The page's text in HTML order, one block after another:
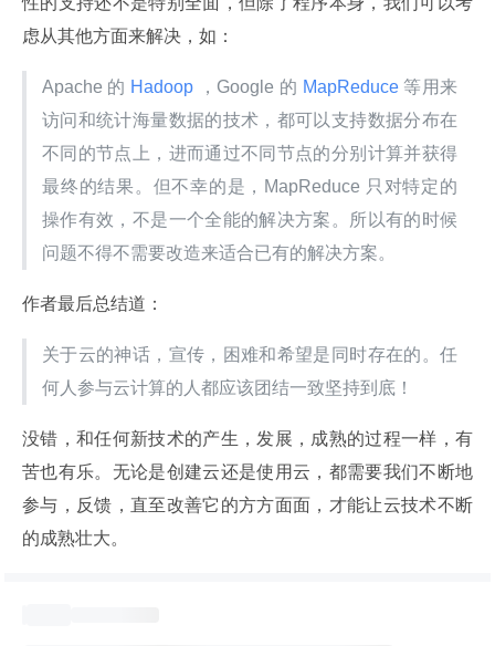
虑从其他方面来解决，如：
Apache 的 Hadoop ，Google 的 MapReduce 等用来
访问和统计海量数据的技术，都可以支持数据分布在
不同的节点上，进而通过不同节点的分别计算并获得
最终的结果。但不幸的是，MapReduce 只对特定的
操作有效，不是一个全能的解决方案。所以有的时候
问题不得不需要改造来适合已有的解决方案。
作者最后总结道：
关于云的神话，宣传，困难和希望是同时存在的。任
何人参与云计算的人都应该团结一致坚持到底！
没错，和任何新技术的产生，发展，成熟的过程一样，有
苦也有乐。无论是创建云还是使用云，都需要我们不断地
参与，反馈，直至改善它的方方面面，才能让云技术不断
的成熟壮大。